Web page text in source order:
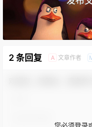
2 条回复 A 文章作者
您必须登录